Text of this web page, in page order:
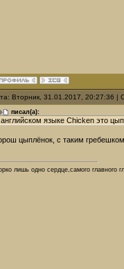
Вторник, 31.01.2017, 20:27:36
писал(а):
языке Chiсken это
цыплёнок, с таким
лишь одно сердце,самого главного